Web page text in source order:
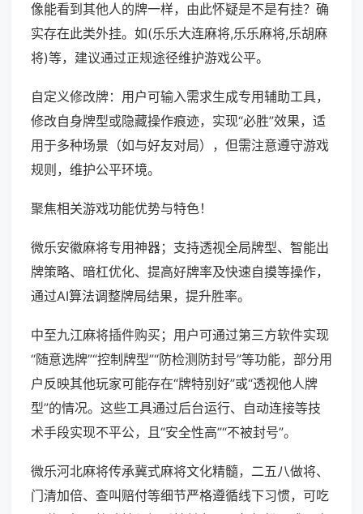
像能看到其他人的牌一样，由此怀疑是不是有挂？确
实存在此类外挂。如(乐乐大连麻将,乐乐麻将,乐胡麻
将)等，建议通过正规途径维护游戏公平。
自定义修改牌：用户可输入需求生成专用辅助工具，
修改自身牌型或隐藏操作痕迹，实现“必胜”效果，适
用于多种场景（如与好友对局），但需注意遵守游戏
规则，维护公平环境。
聚焦相关游戏功能优势与特色！
微乐安徽麻将专用神器；支持透视全局牌型、智能出
牌策略、暗杠优化、提高好牌率及快速自摸等操作，
通过AI算法调整牌局结果，提升胜率。
中至九江麻将插件购买；用户可通过第三方软件实现
“随意选牌”“控制牌型”“防检测防封号”等功能，部分用
户反映其他玩家可能存在“牌特别好”或“透视他人牌
型”的情况。这些工具通过后台运行、自动连接等技
术手段实现不平公，且“安全性高”“不被封号”。
微乐河北麻将传承冀式麻将文化精髓，二五八做将、
门清加倍、查叫赔付等细节严格遵循线下习惯，可吃